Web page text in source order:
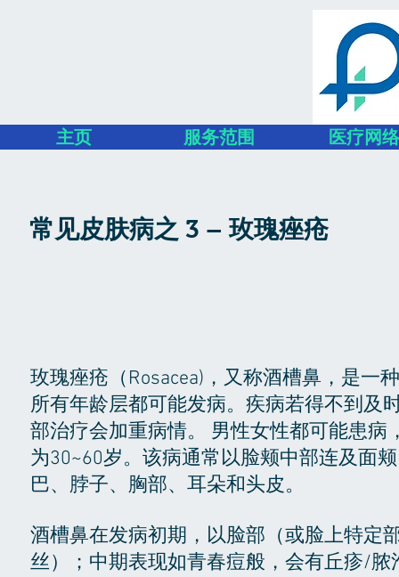
主页 服务范围 医疗网络
玫瑰痤疮（Rosacea)，又称酒槽鼻，是一
所有年龄层都可能发病。疾病若得不到及
部治疗会加重病情。 男性女性都可能患
为30~60岁。该病通常以脸颊中部连及面
巴、脖子、胸部、耳朵和头皮。
酒槽鼻在发病初期，以脸部（或脸上特定
丝）；中期表现如青春痘般，会有丘疹/
常见皮肤病之 3 – 玫瑰痤疮